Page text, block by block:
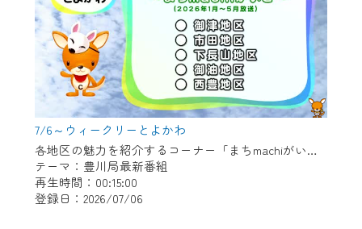
7/6～ウィークリーとよかわ
各地区の魅力を紹介するコーナー「まちmachiがいど」傑作選 〇御津地区 〇市田地区 〇下長山地区 〇御油地区 〇豊地区
テーマ：豊川局最新番組
再生時間：00:15:00
登録日：2026/07/06